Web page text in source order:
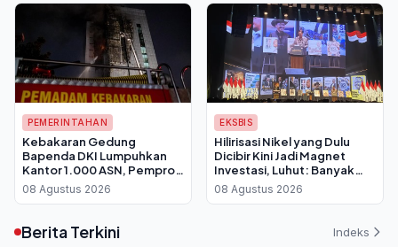
PEMERINTAHAN
Kebakaran Gedung
Bapenda DKI Lumpuhkan
Kantor 1.000 ASN, Pemprov
Berlakukan WFH Bergantian
08 Agustus 2026
EKSBIS
Hilirisasi Nikel yang Dulu
Dicibir Kini Jadi Magnet
Investasi, Luhut: Banyak
yang Antre Temui Bahlil
08 Agustus 2026
Berita Terkini Indeks